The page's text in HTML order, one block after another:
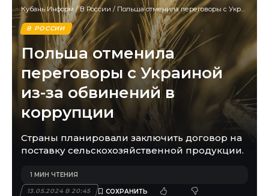
Кубань Информ /В России / Польша отменила переговоры с Украиной из-за обвинений в коррупции
В РОССИИ
Польша отменила
переговоры с Украиной
из-за обвинений в
коррупции
Страны планировали заключить договор на
поставку сельскохозяйственной продукции.
13.05.2024 В 20:45
1 МИН ЧТЕНИЯ